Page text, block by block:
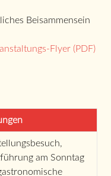
Beisammensein
Flyer (PDF)
am Sonntag